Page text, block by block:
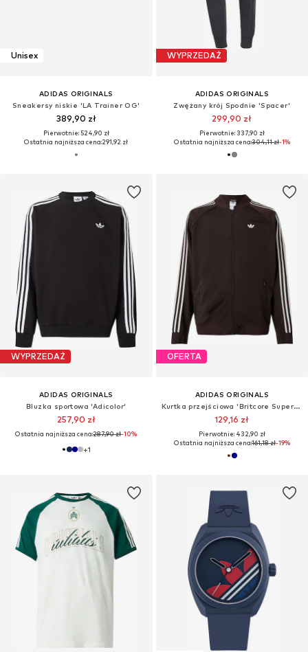
Unisex
ADIDAS ORIGINALS
Sneakersy niskie 'LA Trainer OG'
389,90 zł
Pierwotnie: 524,90 zł
Ostatnia najniższa cena:291,92 zł
WYPRZEDAŻ
ADIDAS ORIGINALS
Zwężany krój Spodnie 'Spacer'
299,90 zł
Pierwotnie: 337,90 zł
Ostatnia najniższa cena:304,11 zł-1%
WYPRZEDAŻ
ADIDAS ORIGINALS
Bluzka sportowa 'Adicolor'
257,90 zł
Ostatnia najniższa cena:287,90 zł-10%
+1
OFERTA
ADIDAS ORIGINALS
Kurtka przejściowa 'Britcore Superstar'
129,16 zł
Pierwotnie: 432,90 zł
Ostatnia najniższa cena:161,18 zł-19%